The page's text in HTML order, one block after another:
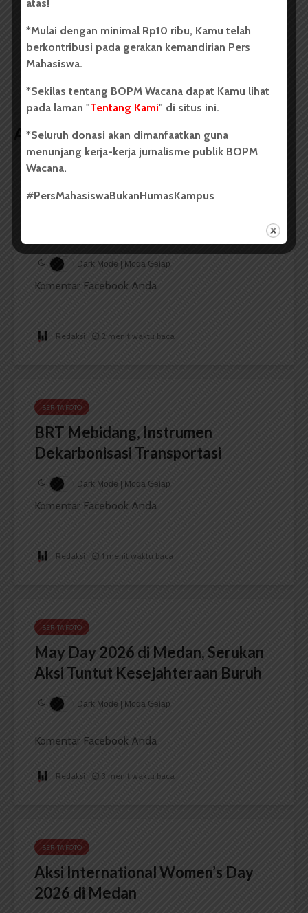
Pameran Alat Utama
Sistem Pertahanan
Artikel terkait lain
Dark Mode | Moda Gelap
Komentar Facebook Anda
Redaksi 2 menit waktu baca
BERITA FOTO
BRT Mebidang, Instrumen
Dekarbonisasi Transportasi
Dark Mode | Moda Gelap
Komentar Facebook Anda
Redaksi 1 menit waktu baca
BERITA FOTO
May Day 2026 di Medan, Serukan
Aksi Tuntut Kesejahteraan Buruh
Dark Mode | Moda Gelap
Komentar Facebook Anda
Redaksi 3 menit waktu baca
BERITA FOTO
Aksi International Women’s Day
2026 di Medan
atas!
*Mulai dengan minimal Rp10 ribu, Kamu telah
berkontribusi pada gerakan kemandirian Pers
Mahasiswa.
*Sekilas tentang BOPM Wacana dapat Kamu lihat
pada laman "Tentang Kami" di situs ini.
*Seluruh donasi akan dimanfaatkan guna
menunjang kerja-kerja jurnalisme publik BOPM
Wacana.
#PersMahasiswaBukanHumasKampus